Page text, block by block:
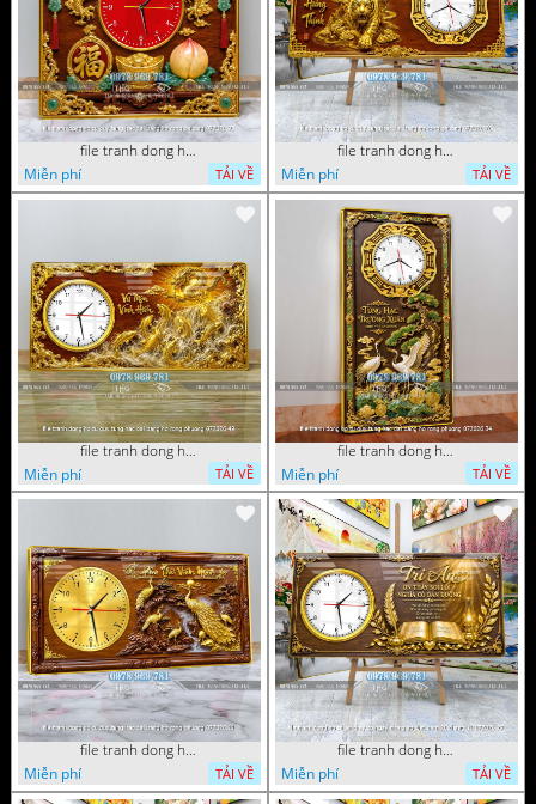
file tranh dong ho tu quy tung hac dai bang ho rong phuong 072026 93
Miễn phí
TẢI VỀ
file tranh dong ho tu quy tung hac dai bang ho rong phuong 072026 78
Miễn phí
TẢI VỀ
file tranh dong ho tu quy tung hac dai bang ho rong phuong 072026 49
Miễn phí
TẢI VỀ
file tranh dong ho tu quy tung hac dai bang ho rong phuong 072026 34
Miễn phí
TẢI VỀ
file tranh dong ho tu quy tung hac dai bang ho rong phuong 072026 11
Miễn phí
TẢI VỀ
file tranh dong ho tri an thay co ngay nha giao viet nam 20 thang 11 072026 77
Miễn phí
TẢI VỀ